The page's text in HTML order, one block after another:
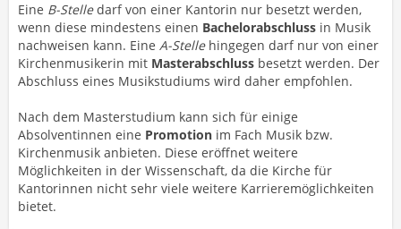
Eine B-Stelledarf von einer Kantorin nur besetzt werden,
wenn diese mindestens einen Bachelorabschluss in Musik
nachweisen kann. Eine A-Stellehingegen darf nur von einer
Kirchenmusikerin mit Masterabschluss besetzt werden. Der
Abschluss eines Musikstudiums wird daher empfohlen.
Nach dem Masterstudium kann sich für einige
Absolventinnen eine Promotion im Fach Musik bzw.
Kirchenmusik anbieten. Diese eröffnet weitere
Möglichkeiten in der Wissenschaft, da die Kirche für
Kantorinnen nicht sehr viele weitere Karrieremöglichkeiten
bietet.